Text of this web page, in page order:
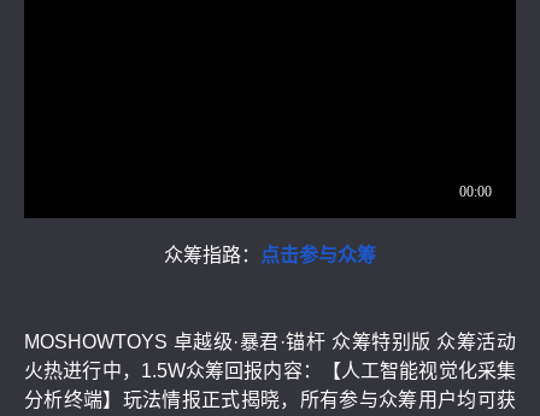
众筹指路： 点击参与众筹
MOSHOWTOYS 卓越级·暴君·锚杆 众筹特别版 众筹活动
火热进行中，1.5W众筹回报内容：【人工智能视觉化采集
分析终端】玩法情报正式揭晓，所有参与众筹用户均可获